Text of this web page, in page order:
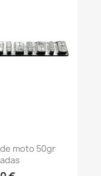
moto 50gr